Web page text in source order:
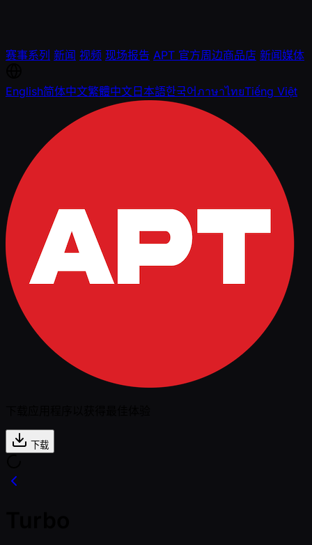
赛事系列 新闻 视频 现场报告 APT 官方周边商品店 新闻媒体
English简体中文繁體中文日本語한국어ภาษาไทยTiếng Việt
下载